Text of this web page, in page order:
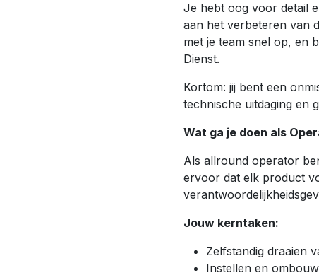
Je hebt oog voor detail
aan het verbeteren van
met je team snel op, en
Dienst.
Kortom: jij bent een
technische uitdaging en
Wat ga je doen als
Als allround operator
ervoor dat elk product
Jouw kerntaken:
Zelfstandig draaien
Instellen en